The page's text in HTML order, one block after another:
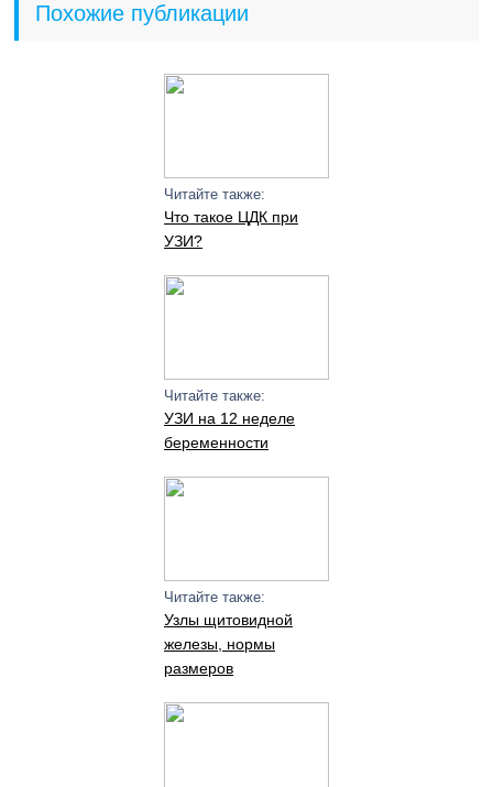
Похожие публикации
Читайте также:
Что такое ЦДК при
УЗИ?
Читайте также:
УЗИ на 12 неделе
беременности
Читайте также:
Узлы щитовидной
железы, нормы
размеров